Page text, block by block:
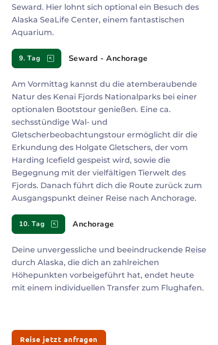
Seward. Hier lohnt sich optional ein Besuch des
Alaska SeaLife Center, einem fantastischen
Aquarium.
9. Tag Seward - Anchorage
Am Vormittag kannst du die atemberaubende
Natur des Kenai Fjords Nationalparks bei einer
optionalen Bootstour genießen. Eine ca.
sechsstündige Wal- und
Gletscherbeobachtungstour ermöglicht dir die
Erkundung des Holgate Gletschers, der vom
Harding Icefield gespeist wird, sowie die
Begegnung mit der vielfältigen Tierwelt des
Fjords. Danach führt dich die Route zurück zum
Ausgangspunkt deiner Reise nach Anchorage.
10. Tag Anchorage
Deine unvergessliche und beeindruckende Reise
durch Alaska, die dich an zahlreichen
Höhepunkten vorbeigeführt hat, endet heute
mit einem individuellen Transfer zum Flughafen.
Reise jetzt anfragen